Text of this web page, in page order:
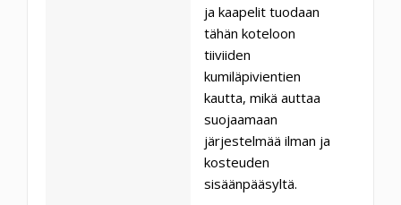
ja kaapelit tuodaan
tähän koteloon
tiiviiden
kumiläpivientien
kautta, mikä auttaa
suojaamaan
järjestelmää ilman ja
kosteuden
sisäänpääsyltä.